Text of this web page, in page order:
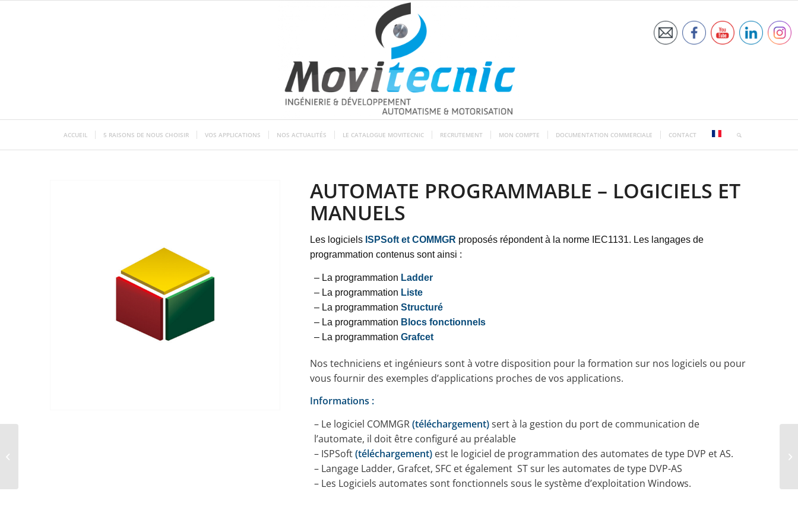
ACCUEIL 5 RAISONS DE NOUS CHOISIR VOS APPLICATIONS NOS ACTUALITÉS LE CATALOGUE MOVITECNIC RECRUTEMENT MON COMPTE DOCUMENTATION COMMERCIALE CONTACT
AUTOMATE PROGRAMMABLE – LOGICIELS ET
MANUELS
Les logiciels ISPSoft et COMMGR proposés répondent à la norme IEC1131. Les langages de
programmation contenus sont ainsi :
– La programmation Ladder
– La programmation Liste
– La programmation Structuré
– La programmation Blocs fonctionnels
– La programmation Grafcet
Nos techniciens et ingénieurs sont à votre disposition pour la formation sur nos logiciels ou pour
vous fournir des exemples d’applications proches de vos applications.
Informations :
– Le logiciel COMMGR(téléchargement)sert à la gestion du port de communication de
l’automate, il doit être configuré au préalable
– ISPSoft(téléchargement)est le logiciel de programmation des automates de type DVP et AS.
– Langage Ladder, Grafcet, SFC et également ST sur les automates de type DVP-AS
– Les Logiciels automates sont fonctionnels sous le système d’exploitation Windows.